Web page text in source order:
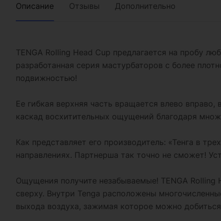
Описание Отзывы Дополнительно
TENGA Rolling Head Cup предлагается на пробу
разработанная серия мастурбаторов с более
подвижностью!
Ее гибкая верхняя часть вращается влево
каскад восхитительных ощущений благодаря
Как представляет его производитель: «Тенга в
направлениях. Партнерша так точно не сможет!
Ощущения получите незабываемые! TENGA Rolling
сверху. Внутри Tenga расположены
выхода воздуха, зажимая которое можно